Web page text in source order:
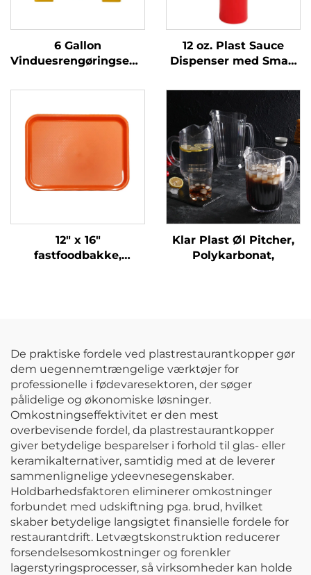
6 Gallon
Vinduesrengøringsemd
Polypropylen, Gul,
12 oz. Plast Sauce
Dispenser med Smalt
Polyethylen, Rød
12" x 16"
fastfoodbakke,
Klar Plast Øl Pitcher,
Polykarbonat,
De praktiske fordele ved plastrestaurantkopper gør
dem uegennemtrængelige værktøjer for
professionelle i fødevaresektoren, der søger
pålidelige og økonomiske løsninger.
Omkostningseffektivitet er den mest
overbevisende fordel, da plastrestaurantkopper
giver betydelige besparelser i forhold til glas- eller
keramikalternativer, samtidig med at de leverer
sammenlignelige ydeevnesegenskaber.
Holdbarhedsfaktoren eliminerer omkostninger
forbundet med udskiftning pga. brud, hvilket
skaber betydelige langsigtet finansielle fordele for
restaurantdrift. Letvægtskonstruktion reducerer
forsendelsesomkostninger og forenkler
lagerstyringsprocesser, så virksomheder kan holde